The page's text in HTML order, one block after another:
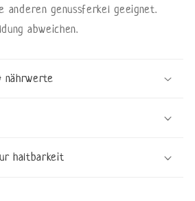
anderen genussferkel geeignet.
abweichen.
nährwerte
haltbarkeit